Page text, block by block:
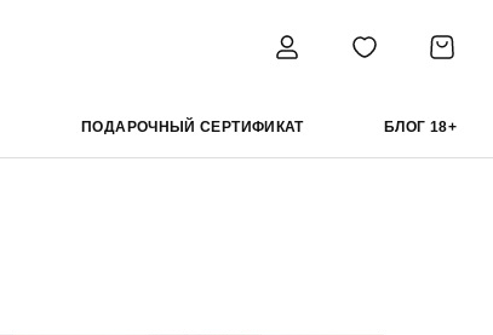
ПОДАРОЧНЫЙ СЕРТИФИКАТ БЛОГ 18+